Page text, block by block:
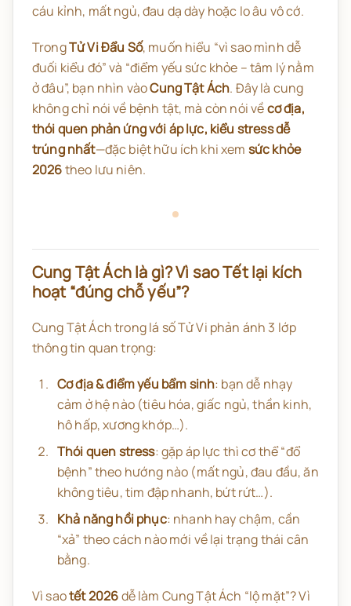
cáu kỉnh, mất ngủ, đau dạ dày hoặc lo âu vô cớ.
TrongTử Vi Đẩu Số, muốn hiểu “vì sao mình dễ
đuối kiểu đó” và “điểm yếu sức khỏe – tâm lý nằm
ở đâu”, bạn nhìn vàoCung Tật Ách. Đây là cung
không chỉ nói về bệnh tật, mà còn nói vềcơ địa,
thói quen phản ứng với áp lực, kiểu stress dễ
trúng nhất—đặc biệt hữu ích khi xem sức khỏe
2026theo lưu niên.
Cung Tật Ách là gì? Vì sao Tết lại kích
hoạt “đúng chỗ yếu”?
Cung Tật Ách trong lá số Tử Vi phản ánh 3 lớp
thông tin quan trọng:
Cơ địa & điểm yếu bẩm sinh: bạn dễ nhạy
cảm ở hệ nào (tiêu hóa, giấc ngủ, thần kinh,
hô hấp, xương khớp…).
Thói quen stress: gặp áp lực thì cơ thể “đổ
bệnh” theo hướng nào (mất ngủ, đau đầu, ăn
không tiêu, tim đập nhanh, bứt rứt…).
Khả năng hồi phục: nhanh hay chậm, cần
“xả” theo cách nào mới về lại trạng thái cân
bằng.
Vì saotết 2026dễ làm Cung Tật Ách “lộ mặt”? Vì